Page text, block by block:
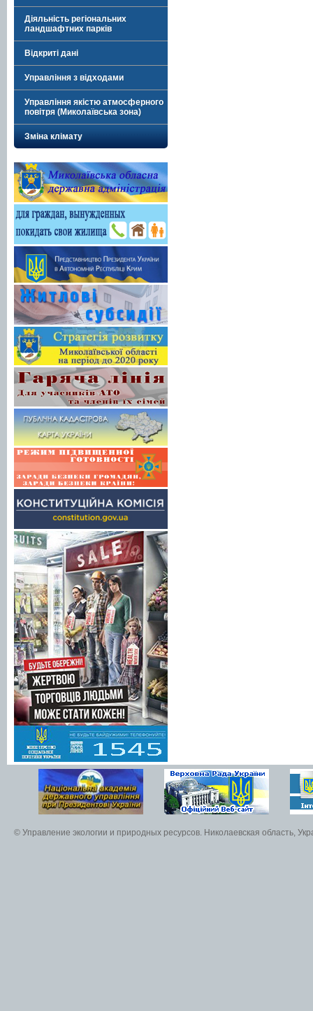
Діяльність регіональних
ландшафтних парків
Відкриті дані
Управління з відходами
Управління якістю атмосферного
повітря (Миколаївська зона)
Зміна клімату
© Управление экологии и природных ресурсов. Николаевская область,